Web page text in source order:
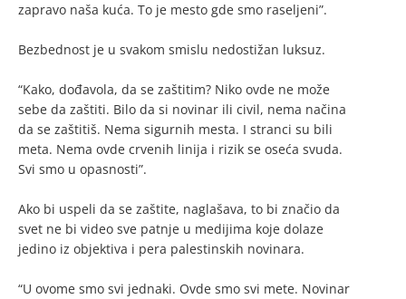
zapravo naša kuća. To je mesto gde smo raseljeni”.
Bezbednost je u svakom smislu nedostižan luksuz.
“Kako, dođavola, da se zaštitim? Niko ovde ne može
sebe da zaštiti. Bilo da si novinar ili civil, nema načina
da se zaštitiš. Nema sigurnih mesta. I stranci su bili
meta. Nema ovde crvenih linija i rizik se oseća svuda.
Svi smo u opasnosti”.
Ako bi uspeli da se zaštite, naglašava, to bi značio da
svet ne bi video sve patnje u medijima koje dolaze
jedino iz objektiva i pera palestinskih novinara.
“U ovome smo svi jednaki. Ovde smo svi mete. Novinar